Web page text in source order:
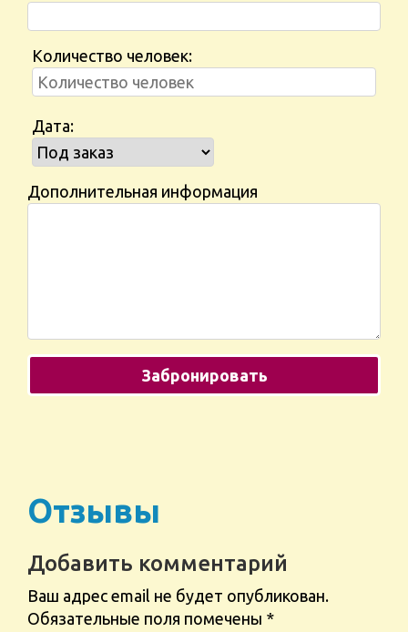
Количество человек:
Дата:
Дополнительная информация
Отзывы
Добавить комментарий
Ваш адрес email не будет опубликован.
Обязательные поля помечены *